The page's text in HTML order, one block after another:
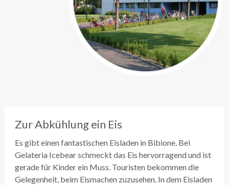
Zur Abkühlung ein Eis
Es gibt einen fantastischen Eisladen in Bibione. Bei
Gelateria Icebear schmeckt das Eis hervorragend und ist
gerade für Kinder ein Muss. Touristen bekommen die
Gelegenheit, beim Eismachen zuzusehen. In dem Eisladen